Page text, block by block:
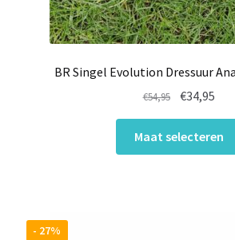
BR Singel Evolution Dressuur
€54,95
prijs
was:
€54,95.
€34,95
is:
Maat selecteren
- 27%